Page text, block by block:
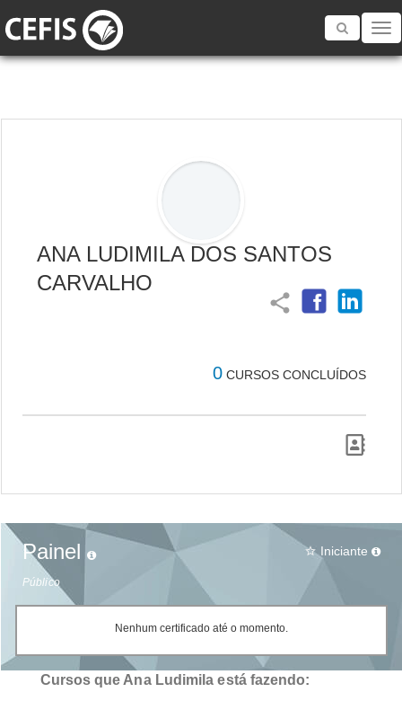
Toggle
ANA LUDIMILA DOS SANTOS
CARVALHO
share
0 CURSOS CONCLUÍDOS
Painel
Público
star_border Iniciante
Nenhum certificado até o momento.
Cursos que Ana Ludimila está fazendo: